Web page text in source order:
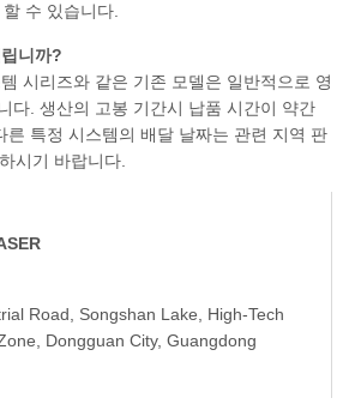
수 있습니다.
니까?
시리즈와 같은 기존 모델은 일반적으로 영
다. 생산의 고봉 기간시 납품 시간이 약간
른 특정 시스템의 배달 날짜는 관련 지역 판
시기 바랍니다.
Road, Songshan Lake, High-Tech
Dongguan City, Guangdong